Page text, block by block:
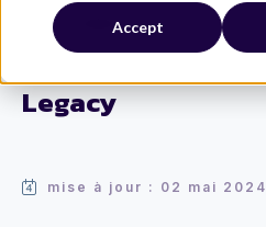
Accept
Legacy
mise à jour : 02 mai 2024